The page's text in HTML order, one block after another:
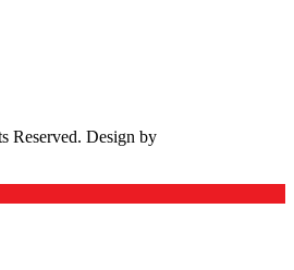
Reserved. Design by